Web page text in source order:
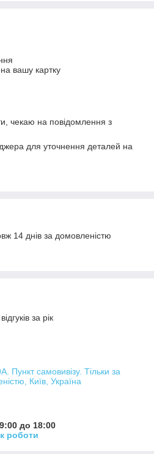
вашу картку
чекаю на повідомлення з
для уточнення деталей на
14 днів за домовленістю
за рік
Пункт самовивізу. Тільки за
Київ, Україна
до 18:00
роботи